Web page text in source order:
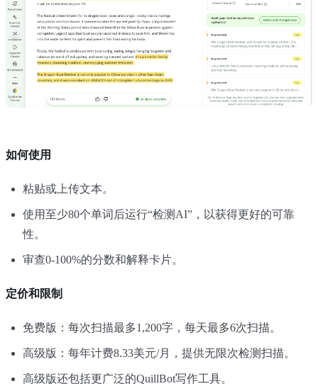
如何使用
粘贴或上传文本。
使用至少80个单词后运行“检测AI”，以获得更好的可靠
性。
审查0-100%的分数和解释卡片。
定价和限制
免费版：每次扫描最多1,200字，每天最多6次扫描。
高级版：每年计费8.33美元/月，提供无限次检测扫描。
高级版还包括更广泛的QuillBot写作工具。